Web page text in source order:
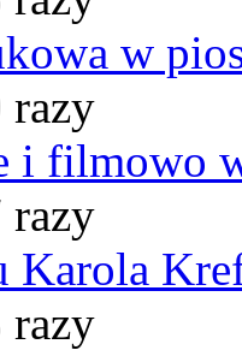
w
razy
i filmowo
razy
Karola
razy